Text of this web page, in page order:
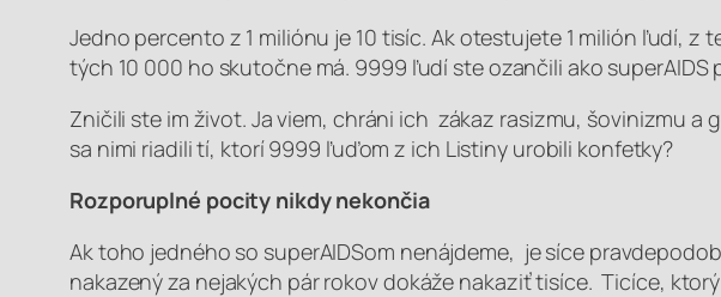
Jedno percento z 1 miliónu je 10 tisíc. Ak otestujete 1 milión ľudí,
tých 10 000 ho skutočne má. 9999 ľudí ste ozančili ako
Zničili ste im život. Ja viem, chráni ich zákaz rasizmu, šovinizmu
sa nimi riadili tí, ktorí 9999 ľuďom z ich Listiny urobili konfetky?
Rozporuplné pocity nikdy nekončia
Ak toho jedného so superAIDSom nenájdeme, je síce
nakazený za nejakých pár rokov dokáže nakaziť tisíce. Ticíce,